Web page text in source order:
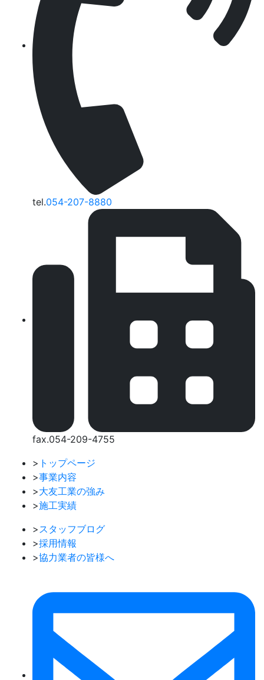
tel.054-207-8880
fax.054-209-4755
> トップページ
>事業内容
>大友工業の強み
>施工実績
> スタッフブログ
>採用情報
>協力業者の皆様へ